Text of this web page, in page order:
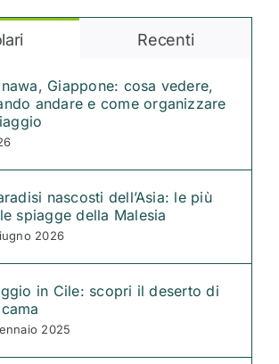
Recenti
Giappone: cosa vedere,
andare e come organizzare
nascosti dell’Asia: le più
spiagge della Malesia
2026
in Cile: scopri il deserto di
2025